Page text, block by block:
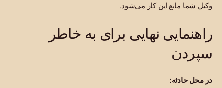
وکیل شما مانع این کار می‌شود.
راهنمایی نهایی برای به خاطر
سپردن
در محل حادثه: